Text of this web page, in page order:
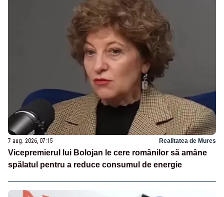
7 aug. 2026, 07:15 Realitatea de Mures
Vicepremierul lui Bolojan le cere românilor să amâne
spălatul pentru a reduce consumul de energie